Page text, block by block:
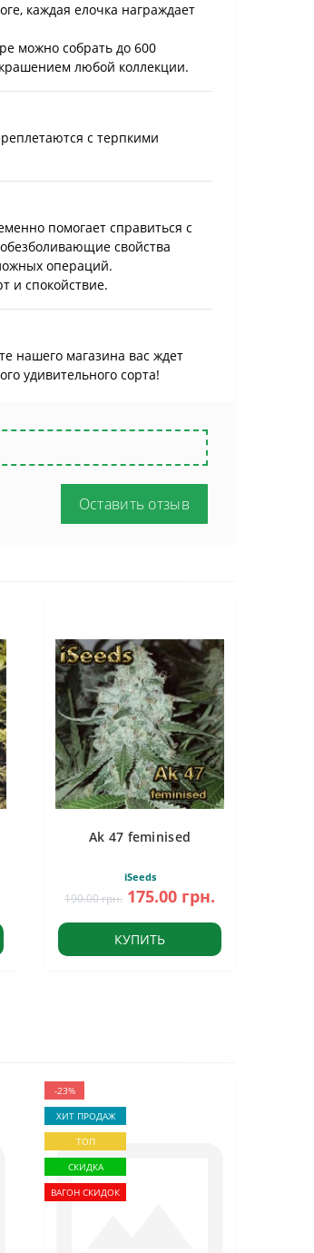
каждая елочка награждает
можно собрать до 600
любой коллекции.
с терпкими
помогает справиться с
свойства
операций.
и спокойствие.
нашего магазина вас ждет
удивительного сорта!
Оставить отзыв
Ak 47 feminised
iSeeds
190.00 грн. 175.00 грн.
КУПИТЬ
-23%
ХИТ ПРОДАЖ
ТОП
СКИДКА
ВАГОН СКИДОК